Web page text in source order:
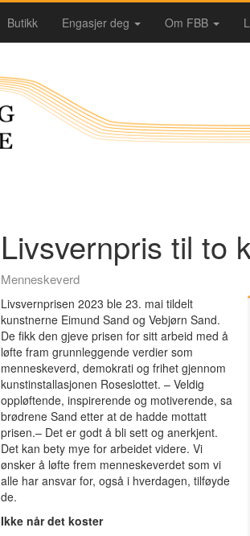
Butikk Engasjer deg Om FBB
Livsvernpris til to
Menneskeverd
Livsvernprisen 2023 ble 23. mai tildelt
kunstnerne Eimund Sand og Vebjørn Sand.
De fikk den gjeve prisen for sitt arbeid med å
løfte fram grunnleggende verdier som
menneskeverd, demokrati og frihet gjennom
kunstinstallasjonen Roseslottet. – Veldig
oppløftende, inspirerende og motiverende, sa
brødrene Sand etter at de hadde mottatt
prisen.– Det er godt å bli sett og anerkjent.
Det kan bety mye for arbeidet videre. Vi
ønsker å løfte frem menneskeverdet som vi
alle har ansvar for, også i hverdagen, tilføyde
de.
Ikke når det koster